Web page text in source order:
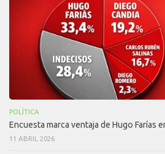
POLÍTICA
Encuesta marca ventaja de Hugo Farías
11 ABRIL 2026